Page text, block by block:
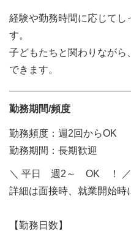
経験や勤務時間に応じて
す。
子どもたちと関わりなが
できます。
勤務期間/頻度
勤務頻度：週2回からOK
勤務期間：長期歓迎
＼ 平日 週2～ OK ！ ／
詳細は面接時、就業開始時
【勤務日数】